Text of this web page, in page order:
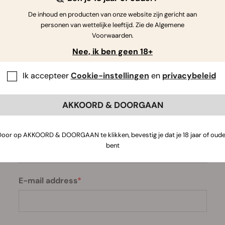
Max zorgt voor uw bestelling en beantwoordt
met hem in contact komen via
Of gebruik het contactformulier.
Send a message
First Name
E-mail address
De inhoud en producten van onze website zijn gericht aan
personen van wettelijke leeftijd. Zie de Algemene
Voorwaarden.
Nee, ik ben geen 18+
Ik accepteerCookie-instellingen en privacybeleid
AKKOORD & DOORGAAN
op AKKOORD & DOORGAAN te klikken, bevestig je dat je 18 jaar of
bent